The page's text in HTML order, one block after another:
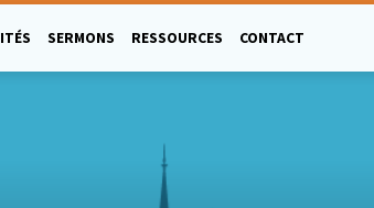
SERMONS RESSOURCES CONTACT